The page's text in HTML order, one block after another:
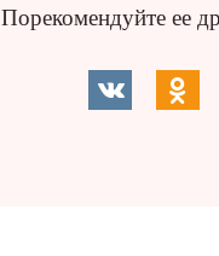
Порекомендуйте ее